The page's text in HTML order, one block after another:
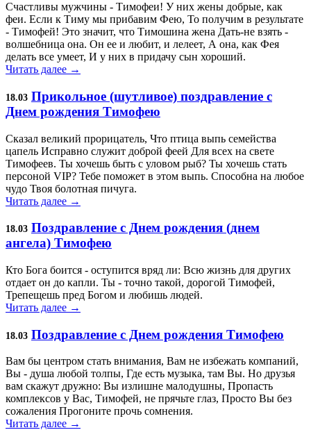
Счастливы мужчины - Тимофеи! У них жены добрые, как
феи. Если к Тиму мы прибавим Фею, То получим в результате
- Тимофей! Это значит, что Тимошина жена Дать-не взять -
волшебница она. Он ее и любит, и лелеет, А она, как Фея
делать все умеет, И у них в придачу сын хороший.
Читать далее →
18.03 Прикольное (шутливое) поздравление с
Днем рождения Тимофею
Сказал великий прорицатель, Что птица выпь семейства
цапель Исправно служит доброй феей Для всех на свете
Тимофеев. Ты хочешь быть с уловом рыб? Ты хочешь стать
персоной VIР? Тебе поможет в этом выпь. Способна на любое
чудо Твоя болотная пичуга.
Читать далее →
18.03 Поздравление с Днем рождения (днем
ангела) Тимофею
Кто Бога боится - оступится вряд ли: Всю жизнь для других
отдает он до капли. Ты - точно такой, дорогой Тимофей,
Трепещешь пред Богом и любишь людей.
Читать далее →
18.03 Поздравление с Днем рождения Тимофею
Вам бы центром стать внимания, Вам не избежать компаний,
Вы - душа любой толпы, Где есть музыка, там Вы. Но друзья
вам скажут дружно: Вы излишне малодушны, Пропасть
комплексов у Вас, Тимофей, не прячьте глаз, Просто Вы без
сожаления Прогоните прочь сомнения.
Читать далее →